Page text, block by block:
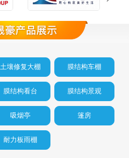
土壤修复大棚 膜结构车棚
膜结构看台 膜结构景观
吸烟亭 篷房
耐力板雨棚